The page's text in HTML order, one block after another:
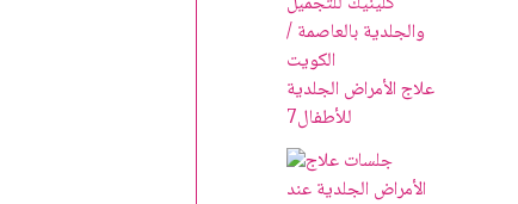
علاج الأمراض الجلدية
للأطفال7